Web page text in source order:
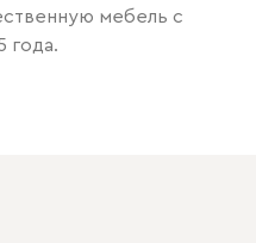
мебель с
года.